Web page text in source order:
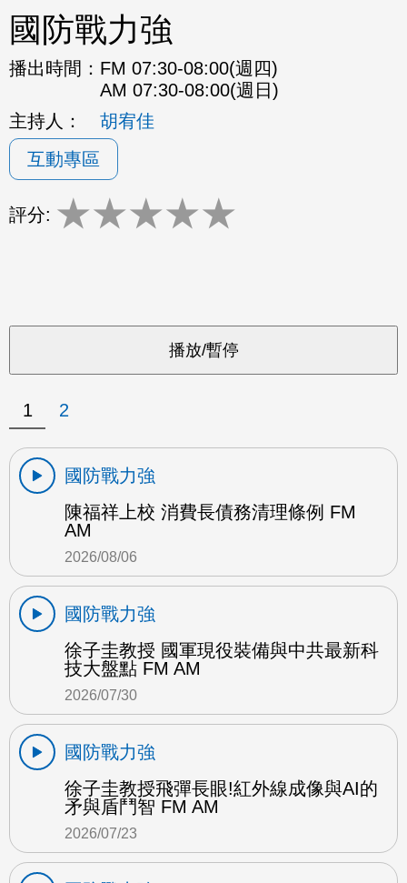
國防戰力強
播出時間： FM 07:30-08:00(週四)
AM 07:30-08:00(週日)
主持人：
胡宥佳
互動專區
評分: ★★★★★
1 2
國防戰力強
陳福祥上校 消費長債務清理條例 FM
AM
2026/08/06
國防戰力強
徐子圭教授 國軍現役裝備與中共最新科
技大盤點 FM AM
2026/07/30
國防戰力強
徐子圭教授飛彈長眼!紅外線成像與AI的
矛與盾鬥智 FM AM
2026/07/23